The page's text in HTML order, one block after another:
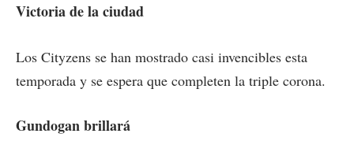
Victoria de la ciudad
Los Cityzens se han mostrado casi invencibles esta
temporada y se espera que completen la triple corona.
Gundogan brillará